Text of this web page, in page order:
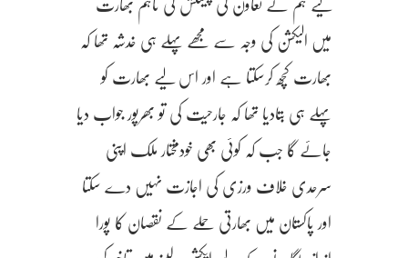
میں الیکشن کی وجہ سے مجھے پہلے ہی خدشہ تھا کہ
بھارت کچھ کرسکتا ہے اور اس لیے بھارت کو
پہلے ہی بتادیا تھا کہ جارحیت کی تو بھرپور جواب دیا
جائے گا جب کہ کوئی بھی خودمختار ملک اپنی
سرحدی خلاف ورزی کی اجازت نہیں دے سکتا
اور پاکستان میں بھارتی حملے کے نقصان کا پورا